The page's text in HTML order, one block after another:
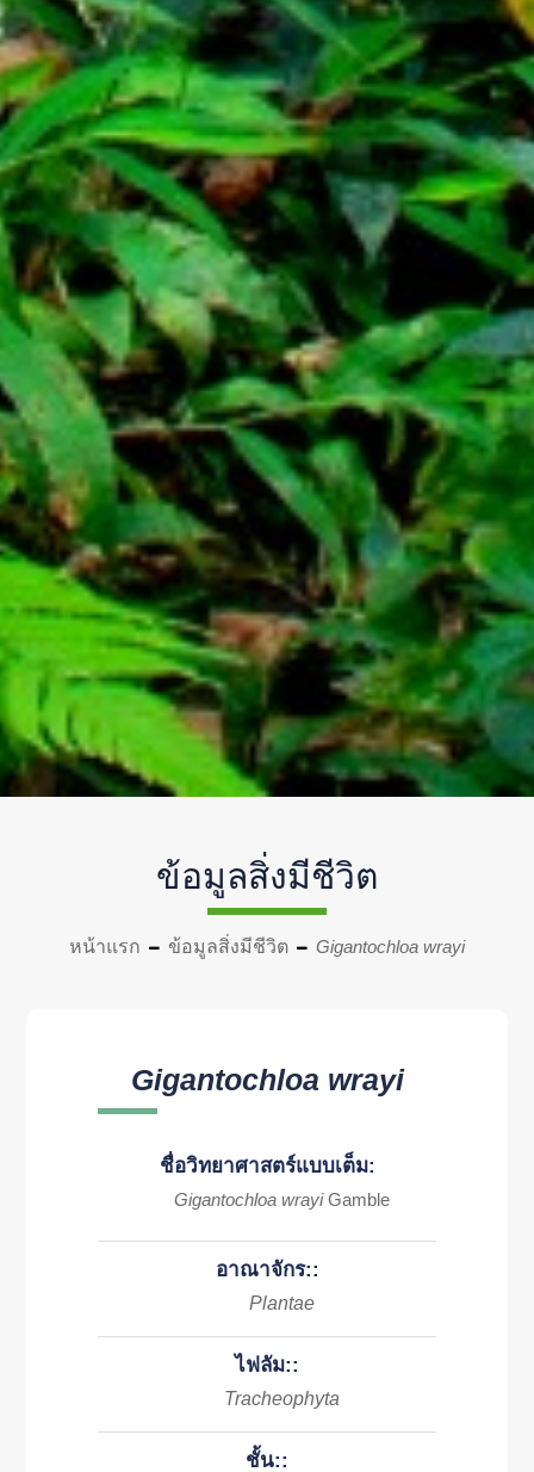
ข้อมูลสิ่งมีชีวิต
หน้าแรก ข้อมูลสิ่งมีชีวิต Gigantochloa wrayi
Gigantochloa wrayi
ชื่อวิทยาศาสตร์แบบเต็ม:
Gigantochloa wrayi Gamble
อาณาจักร::
Plantae
ไฟลัม::
Tracheophyta
ชั้น::